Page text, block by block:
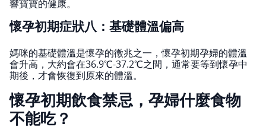
響寶寶的健康。
懷孕初期症狀八：基礎體溫偏高
媽咪的基礎體溫是懷孕的徵兆之一，懷孕初期孕婦的體溫
會升高，大約會在36.9℃-37.2℃之間，通常要等到懷孕中
期後，才會恢復到原來的體溫。
懷孕初期飲食禁忌，孕婦什麼食物
不能吃？